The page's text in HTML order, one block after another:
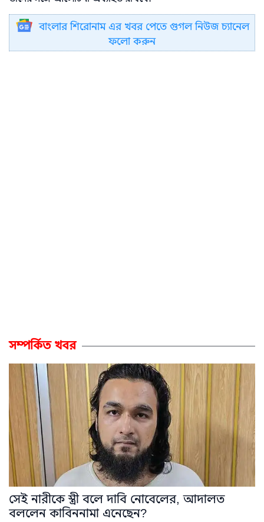
বাংলার শিরোনাম এর খবর পেতে গুগল নিউজ চ্যানেল
ফলো করুন
সম্পর্কিত খবর
সেই নারীকে স্ত্রী বলে দাবি নোবেলের, আদালত
বললেন কাবিননামা এনেছেন?